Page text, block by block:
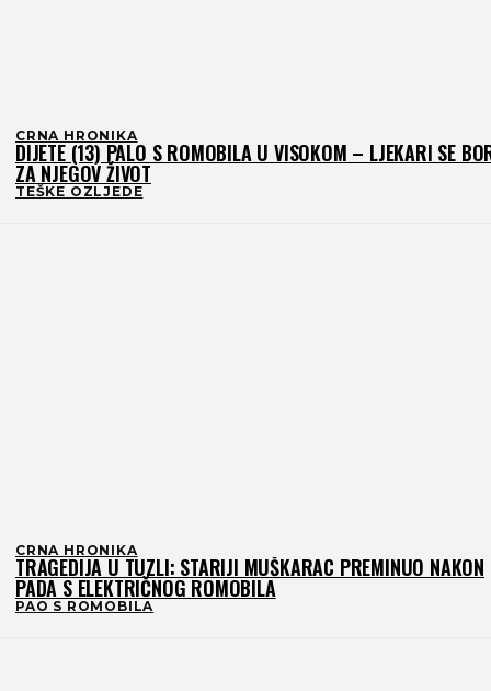
CRNA HRONIKA
DIJETE (13) PALO S ROMOBILA U VISOKOM – LJEKARI SE
ZA NJEGOV ŽIVOT
TEŠKE OZLJEDE
CRNA HRONIKA
TRAGEDIJA U TUZLI: STARIJI MUŠKARAC PREMINUO NAKON
PADA S ELEKTRIČNOG ROMOBILA
PAO S ROMOBILA